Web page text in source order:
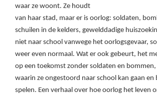
waar ze woont. Ze houdt
van haar stad, maar er is oorlog: soldaten,
schuilen in de kelders, gewelddadige
niet naar school vanwege het oorlogsgevaar,
weer even normaal. Wat er ook gebeurt, het
op een toekomst zonder soldaten en
waarin ze ongestoord naar school kan gaan en
spelen. Een verhaal over hoe oorlog het leven